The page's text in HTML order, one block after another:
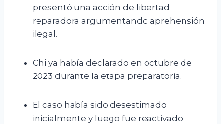
presentó una acción de libertad
reparadora argumentando aprehensión
ilegal.
Chi ya había declarado en octubre de
2023 durante la etapa preparatoria.
El caso había sido desestimado
inicialmente y luego fue reactivado